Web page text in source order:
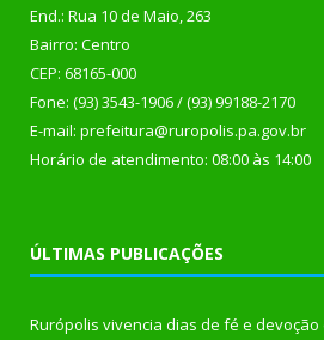
End.: Rua 10 de Maio, 263
Bairro: Centro
CEP: 68165-000
Fone: (93) 3543-1906 / (93) 99188-2170
E-mail: prefeitura@ruropolis.pa.gov.br
Horário de atendimento: 08:00 às 14:00
ÚLTIMAS PUBLICAÇÕES
Rurópolis vivencia dias de fé e devoção